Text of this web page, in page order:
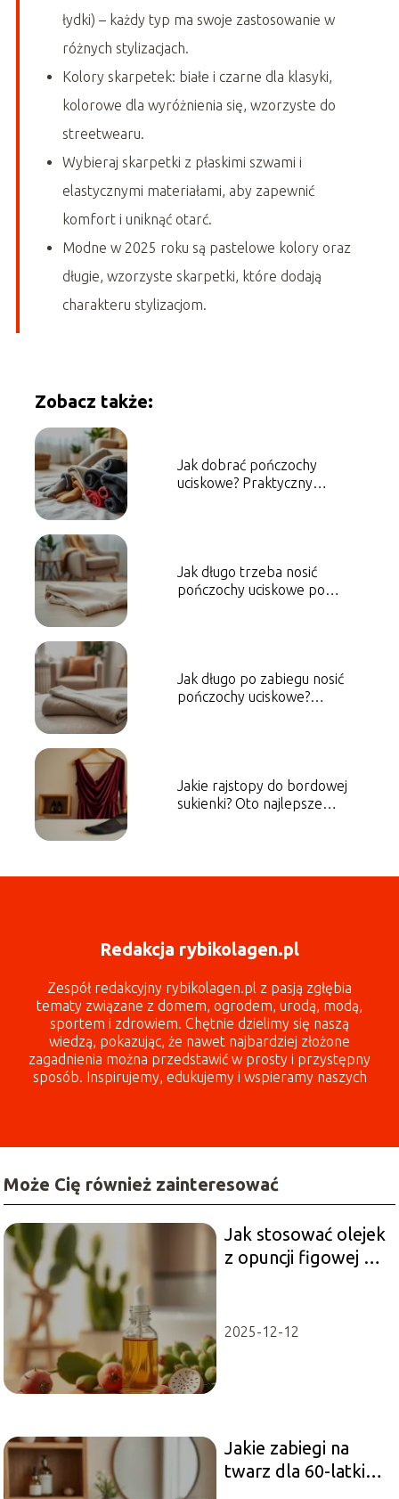
łydki) – każdy typ ma swoje zastosowanie w
różnych stylizacjach.
Kolory skarpetek: białe i czarne dla klasyki,
kolorowe dla wyróżnienia się, wzorzyste do
streetwearu.
Wybieraj skarpetki z płaskimi szwami i
elastycznymi materiałami, aby zapewnić
komfort i uniknąć otarć.
Modne w 2025 roku są pastelowe kolory oraz
długie, wzorzyste skarpetki, które dodają
charakteru stylizacjom.
Zobacz także:
Jak dobrać pończochy
uciskowe? Praktyczny
Jak długo trzeba nosić
pończochy uciskowe po
Jak długo po zabiegu nosić
pończochy uciskowe?
Jakie rajstopy do bordowej
sukienki? Oto najlepsze
Redakcja rybikolagen.pl
Zespół redakcyjny rybikolagen.pl z pasją zgłębia
tematy związane z domem, ogrodem, urodą, modą,
sportem i zdrowiem. Chętnie dzielimy się naszą
wiedzą, pokazując, że nawet najbardziej złożone
zagadnienia można przedstawić w prosty i przystępny
sposób. Inspirujemy, edukujemy i wspieramy naszych
Może Cię również zainteresować
Jak stosować olejek
z opuncji figowej na
2025-12-12
Jakie zabiegi na
twarz dla 60-latki?